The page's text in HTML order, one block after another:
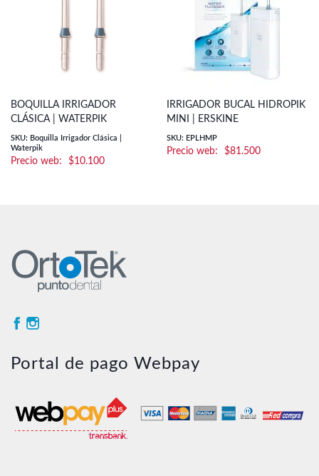
BOQUILLA IRRIGADOR
CLÁSICA | WATERPIK
SKU: Boquilla Irrigador Clásica |
Waterpik
$10.100
IRRIGADOR BUCAL HIDROPIK
MINI | ERSKINE
SKU: EPLHMP
$81.500
Portal de pago Webpay